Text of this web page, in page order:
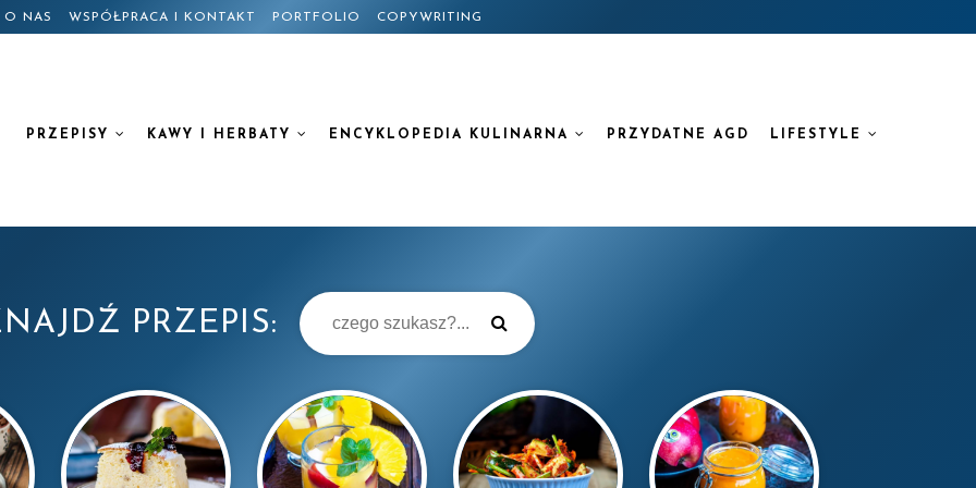
O NAS WSPÓŁPRACA I KONTAKT PORTFOLIO COPYWRITING
PRZEPISY KAWY I HERBATY ENCYKLOPEDIA KULINARNA PRZYDATNE AGD LIFESTYLE
PRZEPIS: